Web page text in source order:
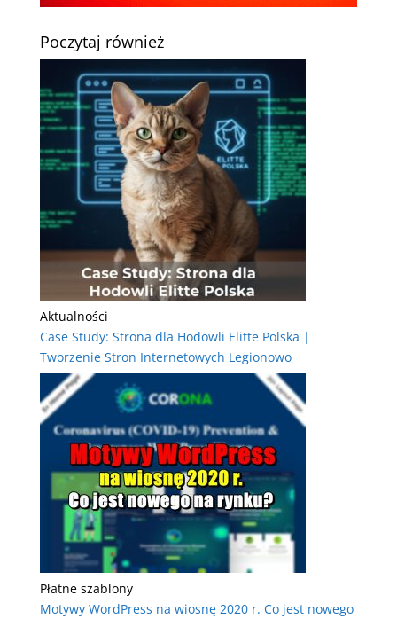
Poczytaj również
Aktualności
Case Study: Strona dla Hodowli Elitte Polska |
Tworzenie Stron Internetowych Legionowo
Płatne szablony
Motywy WordPress na wiosnę 2020 r. Co jest nowego